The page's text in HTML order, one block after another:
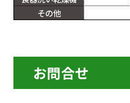
その他
お問合せ